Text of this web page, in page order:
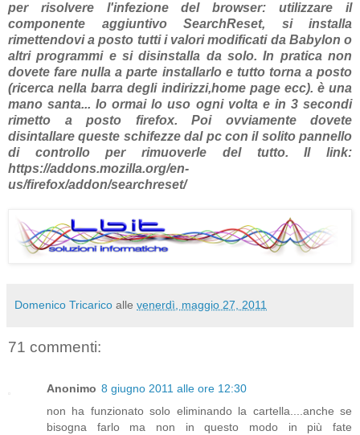
per risolvere l'infezione del browser: utilizzare il
componente aggiuntivo SearchReset, si installa
rimettendovi a posto tutti i valori modificati da Babylon o
altri programmi e si disinstalla da solo. In pratica non
dovete fare nulla a parte installarlo e tutto torna a posto
(ricerca nella barra degli indirizzi,home page ecc). è una
mano santa... Io ormai lo uso ogni volta e in 3 secondi
rimetto a posto firefox. Poi ovviamente dovete
disintallare queste schifezze dal pc con il solito pannello
di controllo per rimuoverle del tutto. Il link:
https://addons.mozilla.org/en-
us/firefox/addon/searchreset/
Domenico Tricarico alle venerdì, maggio 27, 2011
71 commenti:
Anonimo 8 giugno 2011 alle ore 12:30
non ha funzionato solo eliminando la cartella....anche se
bisogna farlo ma non in questo modo in più fate